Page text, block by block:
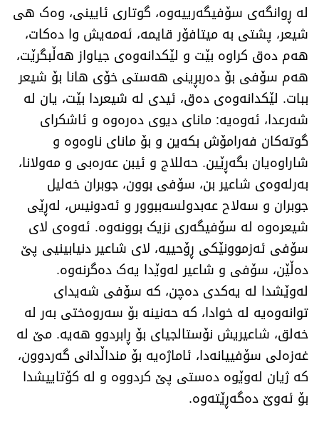
لە ڕوانگەی سۆفیگەرییەوە، گوتاری ئایینی، وەک هی
شیعر، پشتی بە میتافۆر قایمە، ئەمەیش وا دەکات،
هەم دەق کراوە بێت و لێکدانەوەی جیاواز هەڵبگرێت،
هەم سۆفی بۆ دەربڕینی هەستی خۆی هانا بۆ شیعر
ببات. لێکدانەوەی دەق، ئیدی لە شیعردا بێت، یان لە
شەرعدا، ئەوەیە: مانای دیوی دەرەوە و ئاشکرای
گوتەکان فەرامۆش بکەین و بۆ مانای ناوەوە و
شاراوەیان بگەڕێین. حەللاج و ئیبن عەرەبی و مەولانا،
بەرلەوەی شاعیر بن، سۆفی بوون، جوبران خەلیل
جوبران و سەلاح عەبدولسەببوور و ئەدونیس، لەڕێی
شیعرەوە لە سۆفیگەری نزیک بوونەوە. ئەوەی لای
سۆفی ئەزموونێکی ڕۆحییە، لای شاعیر دنیابینیی پێ
دەڵێن، سۆفی و شاعیر لەوێدا یەک دەگرنەوە.
لەوێشدا لە یەکدی دەچن، کە سۆفی شەیدای
توانەوەیە لە خوادا، کە حەنینە بۆ سەروەختی بەر لە
خەلق، شاعیریش نۆستالجیای بۆ ڕابردوو هەیە. مێ لە
غەزەلی سۆفییانەدا، ئاماژەیە بۆ منداڵدانی گەردوون،
کە ژیان لەوێوە دەستی پێ کردووە و لە کۆتاییشدا
بۆ ئەوێ دەگەڕێتەوە.